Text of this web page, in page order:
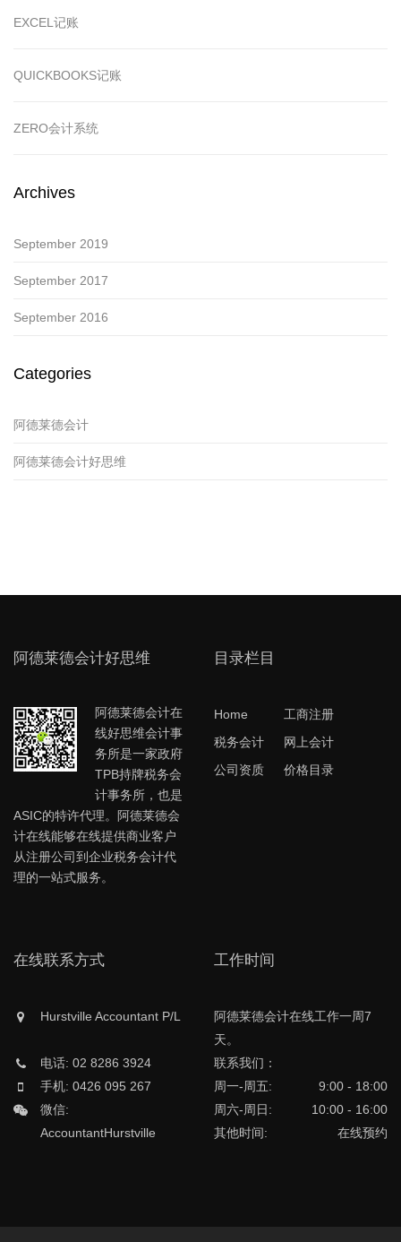
EXCEL记账
QUICKBOOKS记账
ZERO会计系统
Archives
September 2019
September 2017
September 2016
Categories
阿德莱德会计
阿德莱德会计好思维
阿德莱德会计好思维
阿德莱德会计在
线好思维会计事
务所是一家政府
TPB持牌税务会
计事务所，也是
ASIC的特许代理。阿德莱德会
计在线能够在线提供商业客户
从注册公司到企业税务会计代
理的一站式服务。
目录栏目
Home
工商注册
税务会计
网上会计
公司资质
价格目录
在线联系方式
Hurstville Accountant P/L
电话: 02 8286 3924
手机: 0426 095 267
微信:
AccountantHurstville
工作时间
阿德莱德会计在线工作一周7
天。
联系我们：
周一-周五:
9:00 - 18:00
周六-周日:
10:00 - 16:00
其他时间:
在线预约